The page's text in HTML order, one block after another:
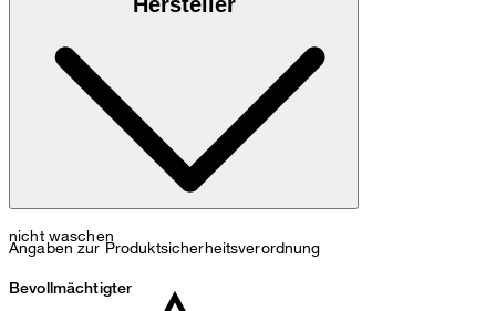
: 100 % Viskose
nicht waschen
Hersteller
Angaben zur Produktsicherheitsverordnung
Bevollmächtigter